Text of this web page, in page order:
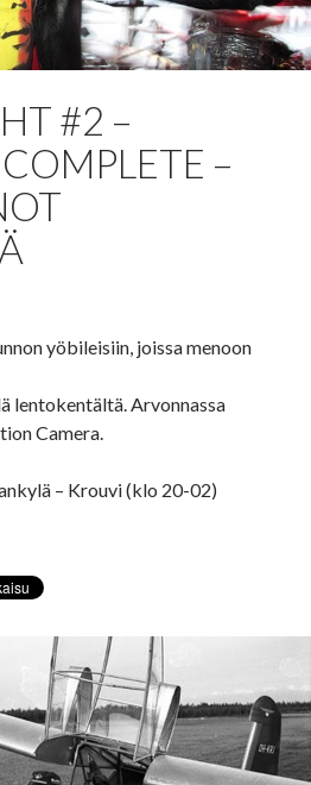
#2 –
–
yöbileisiin, joissa menoon
lentokentältä. Arvonnassa
Camera.
– Krouvi (klo 20-02)